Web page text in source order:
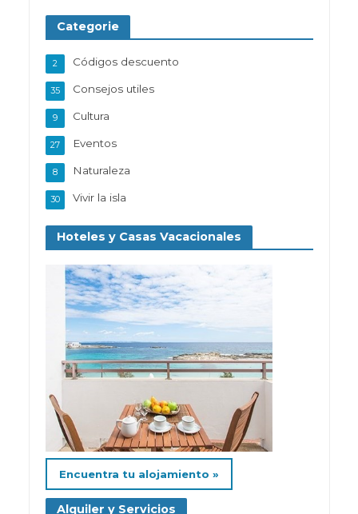
Categorie
Códigos descuento
2
Consejos utiles
35
Cultura
9
Eventos
27
Naturaleza
8
Vivir la isla
30
Hoteles y Casas Vacacionales
Encuentra tu alojamiento »
Alquiler y Servicios